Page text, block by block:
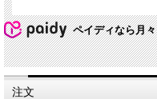
ペイディなら月々
注文